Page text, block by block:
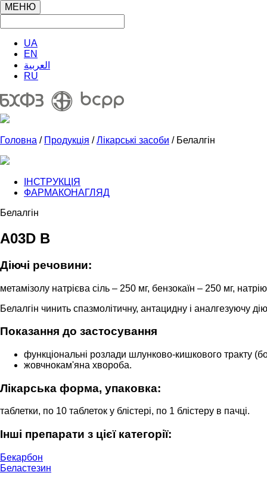
МЕНЮ
UA
EN
العربية
RU
Головна / Продукція /Лікарські засоби / Белалгін
ІНСТРУКЦІЯ
ФАРМАКОНАГЛЯД
Белалгін
A03D B
Діючі речовини:
метамізолу натрієва сіль – 250 мг, бензокаїн – 250 мг,
Белалгін чинить спазмолітичну, антацидну і аналгезуючу
Показання до застосування
функціональні розлади шлунково-кишкового тракту
жовчнокам'яна хвороба.
Лікарська форма, упаковка:
таблетки, по 10 таблеток у блістері, по 1 блістеру в пачці.
Інші препарати з цієї категорії:
Бекарбон
Беластезин